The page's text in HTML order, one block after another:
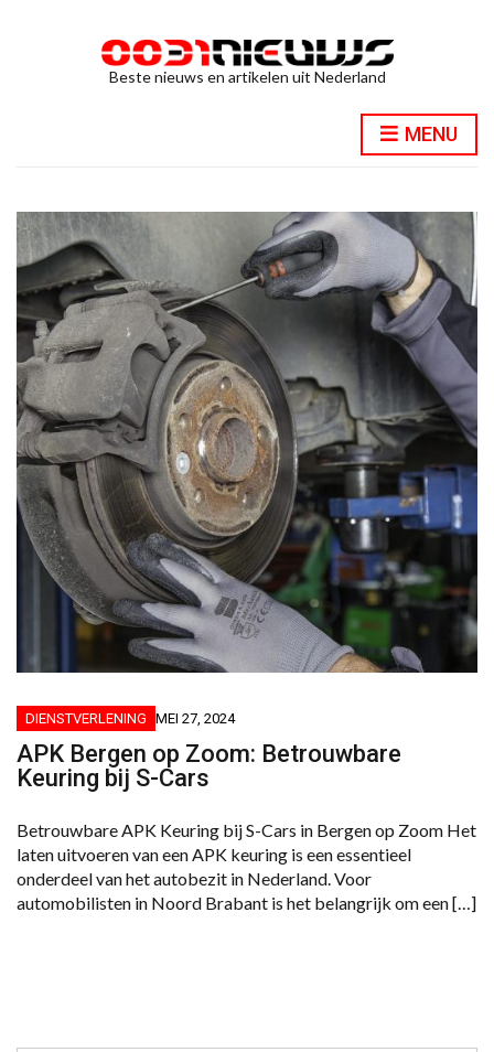
Beste nieuws en artikelen uit Nederland
MENU
DIENSTVERLENING MEI 27, 2024
APK Bergen op Zoom: Betrouwbare
Keuring bij S-Cars
Betrouwbare APK Keuring bij S-Cars in Bergen op Zoom Het
laten uitvoeren van een APK keuring is een essentieel
onderdeel van het autobezit in Nederland. Voor
automobilisten in Noord Brabant is het belangrijk om een […]